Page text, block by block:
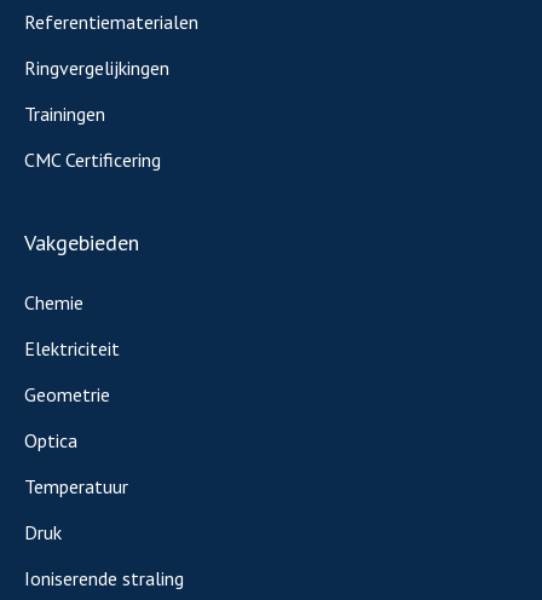
Referentiematerialen
Ringvergelijkingen
Trainingen
CMC Certificering
Vakgebieden
Chemie
Elektriciteit
Geometrie
Optica
Temperatuur
Druk
Ioniserende straling